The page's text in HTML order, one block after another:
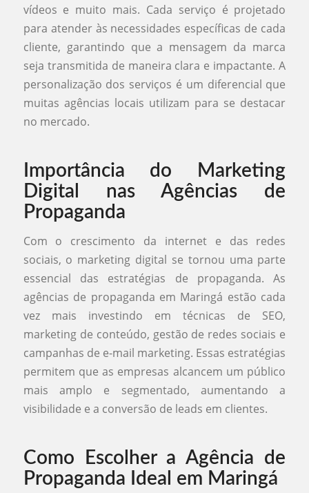
vídeos e muito mais. Cada serviço é projetado
para atender às necessidades específicas de cada
cliente, garantindo que a mensagem da marca
seja transmitida de maneira clara e impactante. A
personalização dos serviços é um diferencial que
muitas agências locais utilizam para se destacar
no mercado.
Importância do Marketing
Digital nas Agências de
Propaganda
Com o crescimento da internet e das redes
sociais, o marketing digital se tornou uma parte
essencial das estratégias de propaganda. As
agências de propaganda em Maringá estão cada
vez mais investindo em técnicas de SEO,
marketing de conteúdo, gestão de redes sociais e
campanhas de e-mail marketing. Essas estratégias
permitem que as empresas alcancem um público
mais amplo e segmentado, aumentando a
visibilidade e a conversão de leads em clientes.
Como Escolher a Agência de
Propaganda Ideal em Maringá